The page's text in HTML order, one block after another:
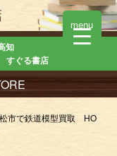
知
すぐる書店
市で鉄道模型買取 HO
menu